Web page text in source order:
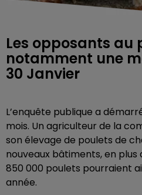
Les opposants au
notamment une
30 Janvier
L’enquête publique a
mois. Un agriculteur de la
son élevage de poulets de
nouveaux bâtiments, en plus
850 000 poulets pourraient
année.